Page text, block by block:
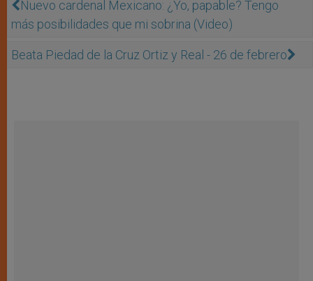
Nuevo cardenal Mexicano: ¿Yo, papable? Tengo
más posibilidades que mi sobrina (Video)
Beata Piedad de la Cruz Ortiz y Real - 26 de febrero